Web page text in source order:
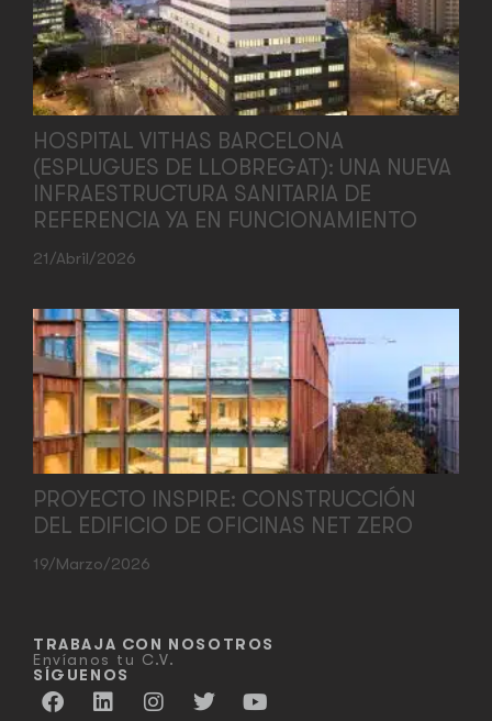
HOSPITAL VITHAS BARCELONA
(ESPLUGUES DE LLOBREGAT): UNA NUEVA
INFRAESTRUCTURA SANITARIA DE
REFERENCIA YA EN FUNCIONAMIENTO
21/abril/2026
PROYECTO INSPIRE: CONSTRUCCIÓN
DEL EDIFICIO DE OFICINAS NET ZERO
19/marzo/2026
TRABAJA CON NOSOTROS
Envíanos tu C.V.
SÍGUENOS